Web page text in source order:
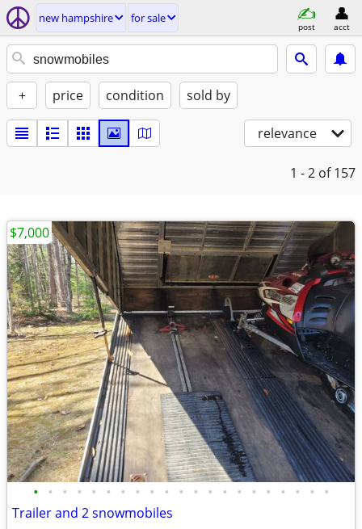
new hampshire for sale
post acct
+ price condition sold by
relevance
1 - 2 of 157
• • • • • • • • • • • • • • • • • • • • •
Trailer and 2 snowmobiles
$7,000